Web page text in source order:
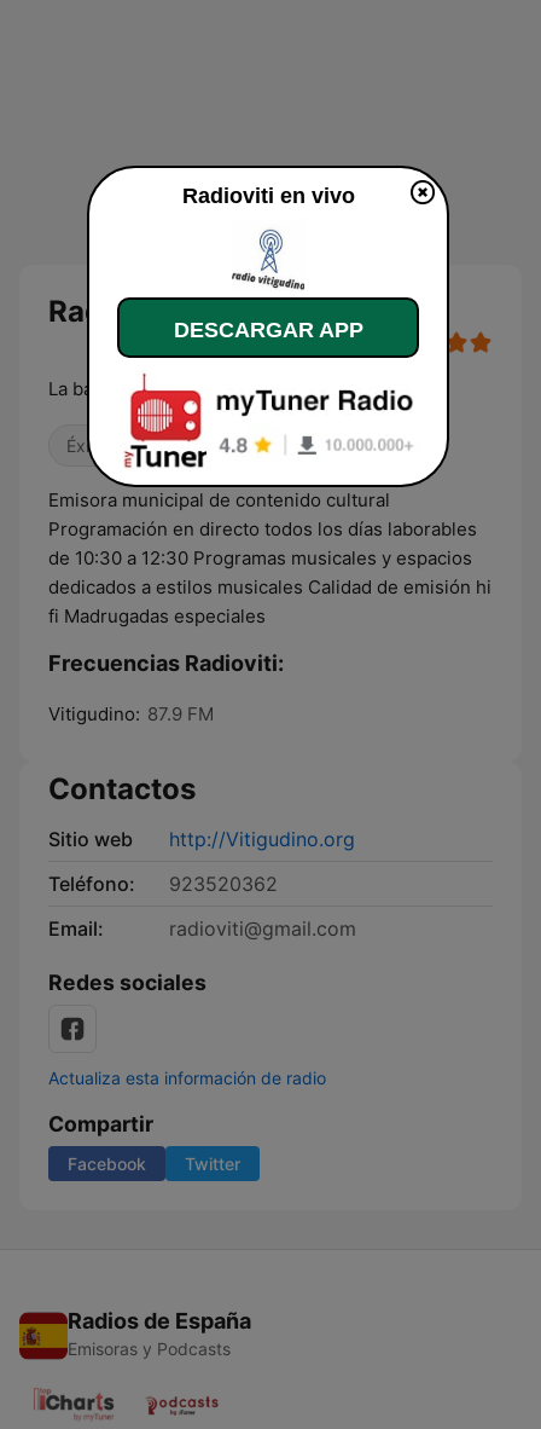
Radioviti en directo
La banda sonora de tu vida
Éxitos clásicos Dance / EDM Años 80
Emisora municipal de contenido cultural
Programación en directo todos los días laborables
de 10:30 a 12:30 Programas musicales y espacios
dedicados a estilos musicales Calidad de emisión hi
fi Madrugadas especiales
Frecuencias Radioviti:
Vitigudino: 87.9 FM
Contactos
Sitio web
http://Vitigudino.org
Teléfono:
923520362
Email:
radioviti@gmail.com
Redes sociales
Actualiza esta información de radio
Compartir
Facebook Twitter
Radios de España
Emisoras y Podcasts
Radioviti en vivo
DESCARGAR APP